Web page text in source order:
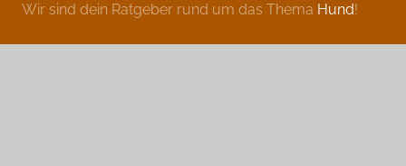
Wir sind dein Ratgeber rund um das Thema Hund!